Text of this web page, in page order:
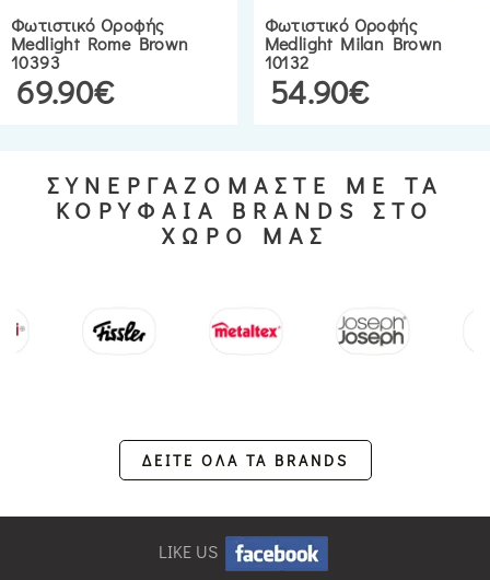
Φωτιστικό Οροφής
Medlight Rome Brown
10393
69.90€
Φωτιστικό Οροφής
Medlight Milan Brown
10132
54.90€
ΣΥΝΕΡΓΑΖΟΜΑΣΤΕ ΜΕ ΤΑ
ΚΟΡΥΦΑΙΑ BRANDS ΣΤΟ
ΧΩΡΟ ΜΑΣ
ΔΕΙΤΕ ΟΛΑ ΤΑ BRANDS
LIKE US